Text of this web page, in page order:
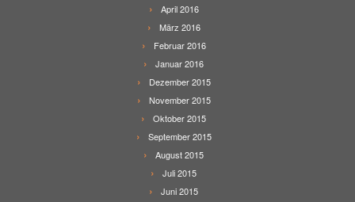
April 2016
März 2016
Februar 2016
Januar 2016
Dezember 2015
November 2015
Oktober 2015
September 2015
August 2015
Juli 2015
Juni 2015